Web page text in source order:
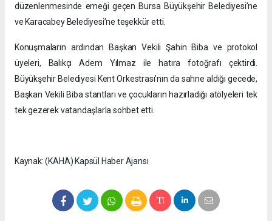
düzenlenmesinde emeği geçen Bursa Büyükşehir Belediyesi’ne
ve Karacabey Belediyesi’ne teşekkür etti.
Konuşmaların ardından Başkan Vekili Şahin Biba ve protokol
üyeleri, Balıkçı Adem Yılmaz ile hatıra fotoğrafı çektirdi.
Büyükşehir Belediyesi Kent Orkestrası’nın da sahne aldığı gecede,
Başkan Vekili Biba stantları ve çocukların hazırladığı atölyeleri tek
tek gezerek vatandaşlarla sohbet etti.
Kaynak: (KAHA) Kapsül Haber Ajansı